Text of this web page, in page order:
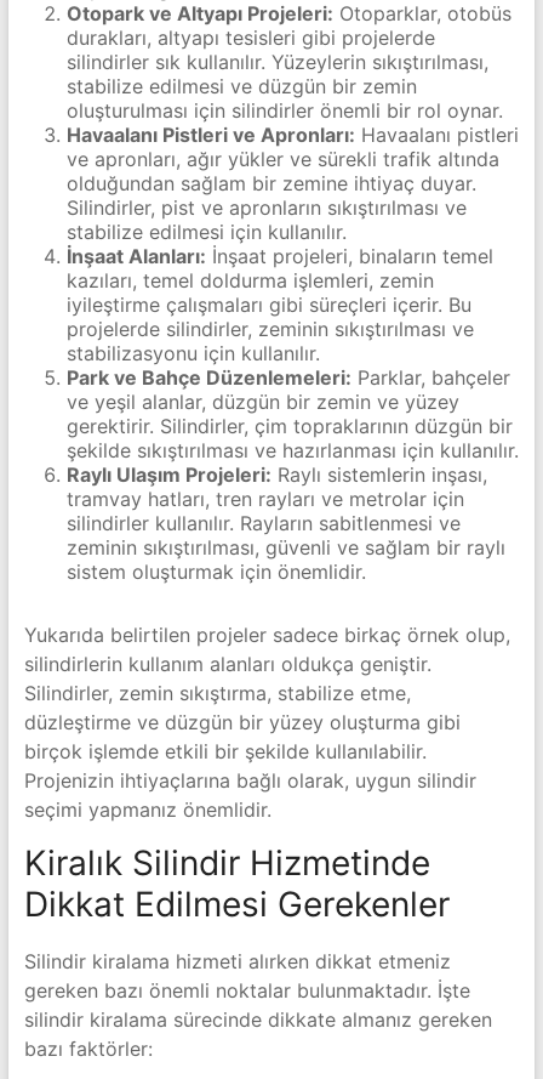
Otopark ve Altyapı Projeleri: Otoparklar, otobüs
durakları, altyapı tesisleri gibi projelerde
silindirler sık kullanılır. Yüzeylerin sıkıştırılması,
stabilize edilmesi ve düzgün bir zemin
oluşturulması için silindirler önemli bir rol oynar.
Havaalanı Pistleri ve Apronları: Havaalanı pistleri
ve apronları, ağır yükler ve sürekli trafik altında
olduğundan sağlam bir zemine ihtiyaç duyar.
Silindirler, pist ve apronların sıkıştırılması ve
stabilize edilmesi için kullanılır.
İnşaat Alanları: İnşaat projeleri, binaların temel
kazıları, temel doldurma işlemleri, zemin
iyileştirme çalışmaları gibi süreçleri içerir. Bu
projelerde silindirler, zeminin sıkıştırılması ve
stabilizasyonu için kullanılır.
Park ve Bahçe Düzenlemeleri: Parklar, bahçeler
ve yeşil alanlar, düzgün bir zemin ve yüzey
gerektirir. Silindirler, çim topraklarının düzgün bir
şekilde sıkıştırılması ve hazırlanması için kullanılır.
Raylı Ulaşım Projeleri: Raylı sistemlerin inşası,
tramvay hatları, tren rayları ve metrolar için
silindirler kullanılır. Rayların sabitlenmesi ve
zeminin sıkıştırılması, güvenli ve sağlam bir raylı
sistem oluşturmak için önemlidir.
Yukarıda belirtilen projeler sadece birkaç örnek olup,
silindirlerin kullanım alanları oldukça geniştir.
Silindirler, zemin sıkıştırma, stabilize etme,
düzleştirme ve düzgün bir yüzey oluşturma gibi
birçok işlemde etkili bir şekilde kullanılabilir.
Projenizin ihtiyaçlarına bağlı olarak, uygun silindir
seçimi yapmanız önemlidir.
Kiralık Silindir Hizmetinde
Dikkat Edilmesi Gerekenler
Silindir kiralama hizmeti alırken dikkat etmeniz
gereken bazı önemli noktalar bulunmaktadır. İşte
silindir kiralama sürecinde dikkate almanız gereken
bazı faktörler: